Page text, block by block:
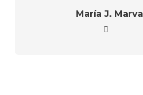
María J. Marval